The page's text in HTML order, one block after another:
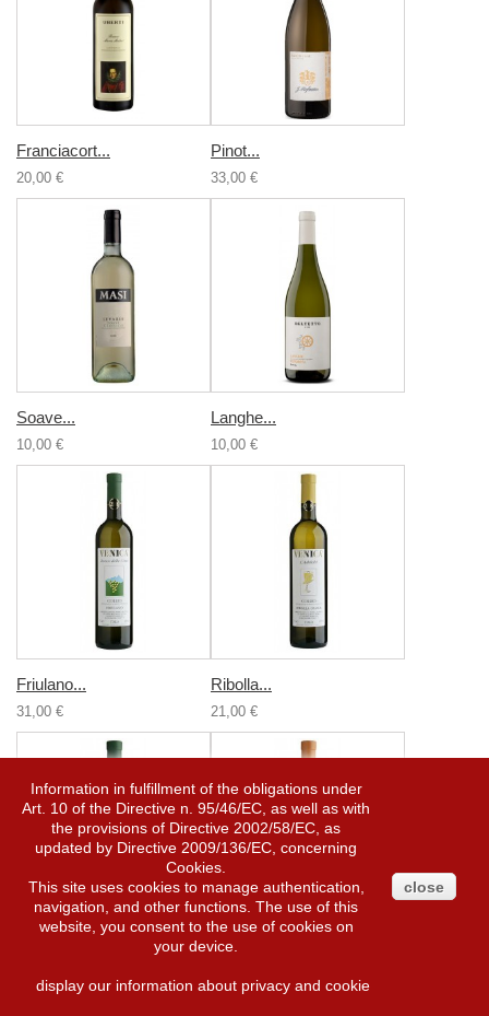
Franciacort...
20,00 €
Pinot...
33,00 €
Soave...
10,00 €
Langhe...
10,00 €
Friulano...
31,00 €
Ribolla...
21,00 €
41,00 €
Sauvignon...
24,00 €
Information in fulfillment of the obligations under
Art. 10 of the Directive n. 95/46/EC, as well as with
the provisions of Directive 2002/58/EC, as
updated by Directive 2009/136/EC, concerning
Cookies.
This site uses cookies to manage authentication,
navigation, and other functions. The use of this
website, you consent to the use of cookies on
your device.
display our information about privacy and cookie
close